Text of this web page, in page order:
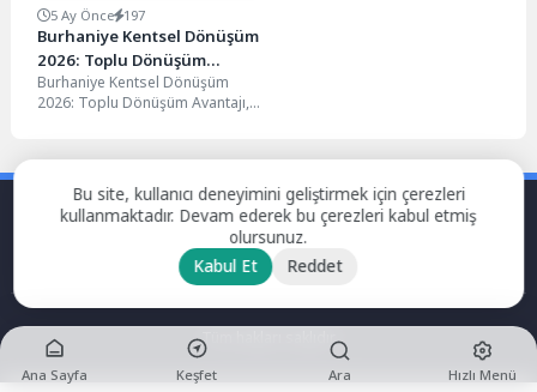
5 Ay Önce 197
Burhaniye Kentsel Dönüşüm
2026: Toplu Dönüşüm
Avantajı, İmar Artışı, Ulaşım
Aksları ve Mahalle Analizi
Burhaniye Kentsel Dönüşüm
2026: Toplu Dönüşüm Avantajı,
Tüm hakları saklıdır.
Ana Sayfa Keşfet Ara Hızlı Menü
Bu site, kullanıcı deneyimini geliştirmek için çerezleri
kullanmaktadır. Devam ederek bu çerezleri kabul etmiş
olursunuz.
Kabul Et
Reddet